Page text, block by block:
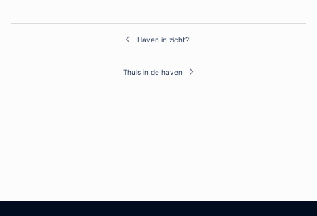
navigation
Haven in zicht?!
Thuis in de haven